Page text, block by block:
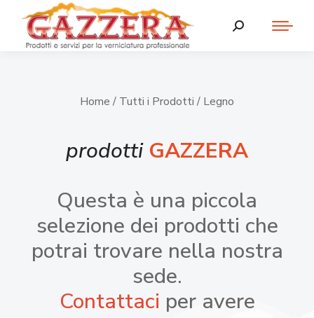
Home / Tutti i Prodotti / Legno
prodotti GAZZERA
Questa è una piccola
selezione dei prodotti che
potrai trovare nella nostra
sede.
Contattaci per avere